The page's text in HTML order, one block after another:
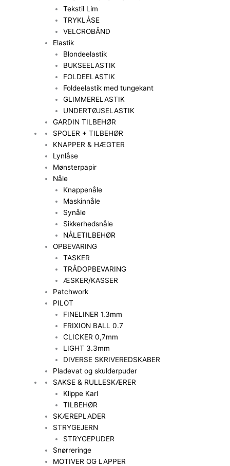
Tekstil Lim
TRYKLÅSE
VELCROBÅND
Elastik
Blondeelastik
BUKSEELASTIK
FOLDEELASTIK
Foldeelastik med tungekant
GLIMMERELASTIK
UNDERTØJSELASTIK
GARDIN TILBEHØR
SPOLER + TILBEHØR
KNAPPER & HÆGTER
Lynlåse
Mønsterpapir
Nåle
Knappenåle
Maskinnåle
Synåle
Sikkerhedsnåle
NÅLETILBEHØR
OPBEVARING
TASKER
TRÅDOPBEVARING
ÆSKER/KASSER
Patchwork
PILOT
FINELINER 1.3mm
FRIXION BALL 0.7
CLICKER 0,7mm
LIGHT 3.3mm
DIVERSE SKRIVEREDSKABER
Pladevat og skulderpuder
SAKSE & RULLESKÆRER
Klippe Karl
TILBEHØR
SKÆREPLADER
STRYGEJERN
STRYGEPUDER
Snørreringe
MOTIVER OG LAPPER